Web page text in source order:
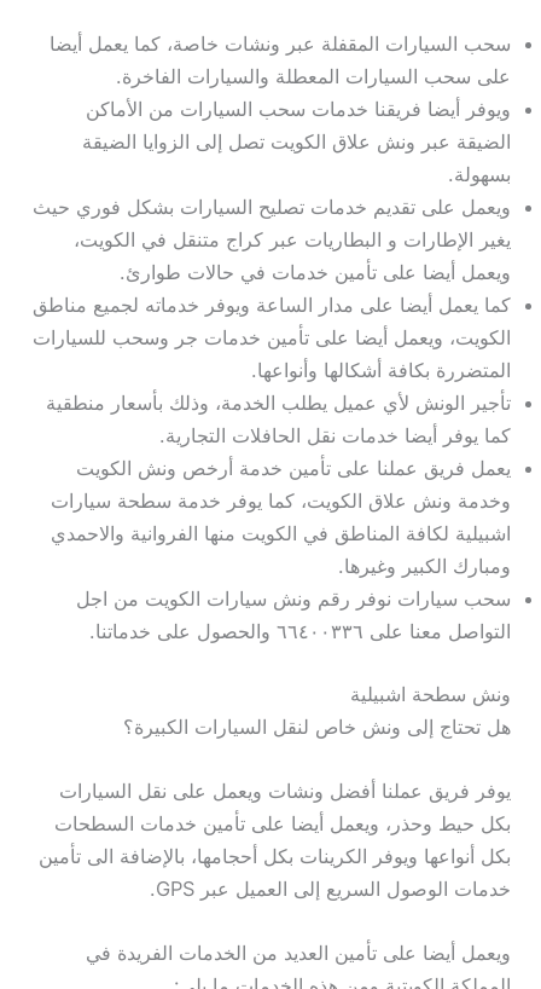
سحب السيارات المقفلة عبر ونشات خاصة، كما يعمل أيضا
على سحب السيارات المعطلة والسيارات الفاخرة.
ويوفر أيضا فريقنا خدمات سحب السيارات من الأماكن
الضيقة عبر ونش علاق الكويت تصل إلى الزوايا الضيقة
بسهولة.
ويعمل على تقديم خدمات تصليح السيارات بشكل فوري حيث
يغير الإطارات و البطاريات عبر كراج متنقل في الكويت،
ويعمل أيضا على تأمين خدمات في حالات طوارئ.
كما يعمل أيضا على مدار الساعة ويوفر خدماته لجميع مناطق
الكويت، ويعمل أيضا على تأمين خدمات جر وسحب للسيارات
المتضررة بكافة أشكالها وأنواعها.
تأجير الونش لأي عميل يطلب الخدمة، وذلك بأسعار منطقية
كما يوفر أيضا خدمات نقل الحافلات التجارية.
يعمل فريق عملنا على تأمين خدمة أرخص ونش الكويت
وخدمة ونش علاق الكويت، كما يوفر خدمة سطحة سيارات
اشبيلية لكافة المناطق في الكويت منها الفروانية والاحمدي
ومبارك الكبير وغيرها.
سحب سيارات نوفر رقم ونش سيارات الكويت من اجل
التواصل معنا على ٦٦٤٠٠٣٣٦ والحصول على خدماتنا.
ونش سطحة اشبيلية
هل تحتاج إلى ونش خاص لنقل السيارات الكبيرة؟
يوفر فريق عملنا أفضل ونشات ويعمل على نقل السيارات
بكل حيط وحذر، ويعمل أيضا على تأمين خدمات السطحات
بكل أنواعها ويوفر الكرينات بكل أحجامها، بالإضافة الى تأمين
خدمات الوصول السريع إلى العميل عبر GPS.
ويعمل أيضا على تأمين العديد من الخدمات الفريدة في